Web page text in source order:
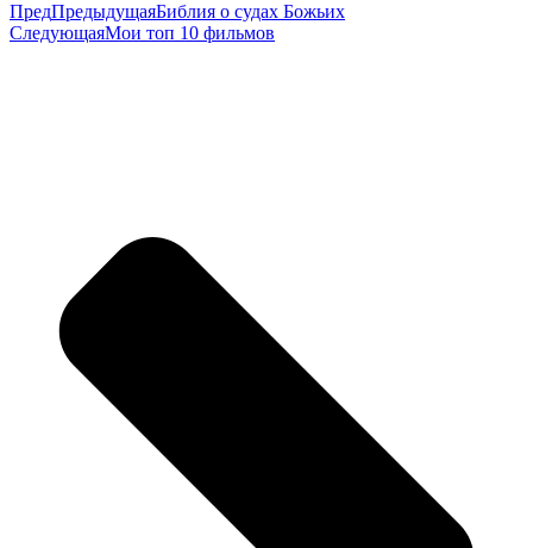
ПредПредыдущаяБиблия о судах Божьих
СледующаяМои топ 10 фильмов